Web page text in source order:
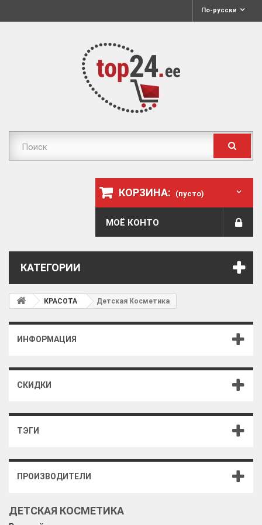
По-русски
КОРЗИНА: (пусто)
МОЁ КОНТО
КАТЕГОРИИ
КРАСОТА Детская Косметика
ИНФОРМАЦИЯ
СКИДКИ
ТЭГИ
ПРОИЗВОДИТЕЛИ
ДЕТСКАЯ КОСМЕТИКА